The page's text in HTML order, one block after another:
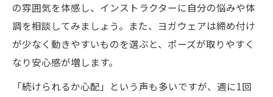
の雰囲気を体感し、インストラクターに自分の悩みや体
調を相談してみましょう。また、ヨガウェアは締め付け
が少なく動きやすいものを選ぶと、ポーズが取りやすく
なり安心感が増します。
「続けられるか心配」という声も多いですが、週に1回